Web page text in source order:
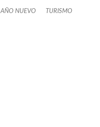
AÑO NUEVO TURISMO